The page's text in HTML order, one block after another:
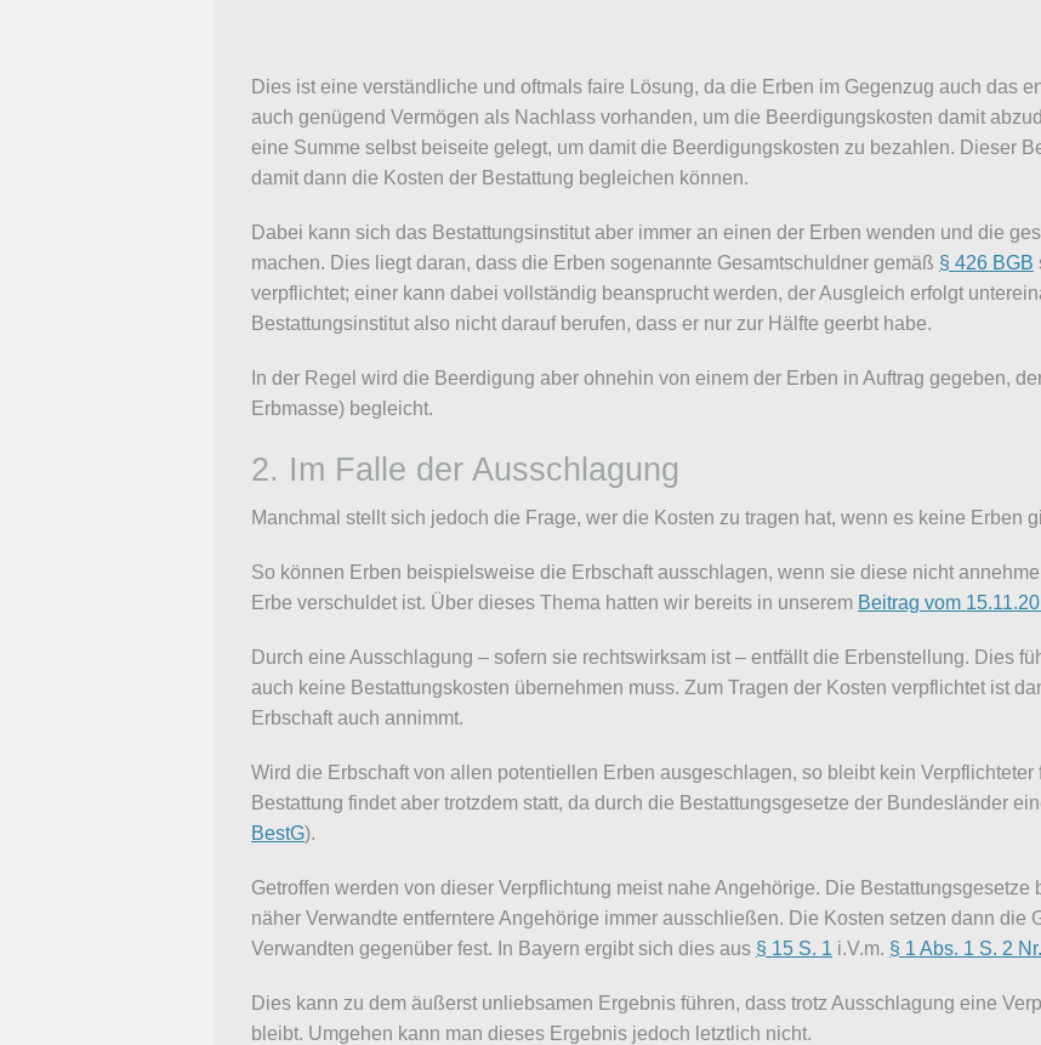
Dies ist eine verständliche und oftmals faire Lösung, da die Erben im Gegenzug auch das
auch genügend Vermögen als Nachlass vorhanden, um die Beerdigungskosten damit
eine Summe selbst beiseite gelegt, um damit die Beerdigungskosten zu bezahlen. Dieser
damit dann die Kosten der Bestattung begleichen können.
Dabei kann sich das Bestattungsinstitut aber immer an einen der Erben wenden und die
machen. Dies liegt daran, dass die Erben sogenannte Gesamtschuldner gemäß § 426 BGB
verpflichtet; einer kann dabei vollständig beansprucht werden, der Ausgleich erfolgt
Bestattungsinstitut also nicht darauf berufen, dass er nur zur Hälfte geerbt habe.
In der Regel wird die Beerdigung aber ohnehin von einem der Erben in Auftrag gegeben,
Erbmasse) begleicht.
2. Im Falle der Ausschlagung
Manchmal stellt sich jedoch die Frage, wer die Kosten zu tragen hat, wenn es keine Erben
So können Erben beispielsweise die Erbschaft ausschlagen, wenn sie diese nicht
Erbe verschuldet ist. Über dieses Thema hatten wir bereits in unserem Beitrag vom
Durch eine Ausschlagung – sofern sie rechtswirksam ist – entfällt die Erbenstellung. Dies
auch keine Bestattungskosten übernehmen muss. Zum Tragen der Kosten verpflichtet ist
Erbschaft auch annimmt.
Wird die Erbschaft von allen potentiellen Erben ausgeschlagen, so bleibt kein
Bestattung findet aber trotzdem statt, da durch die Bestattungsgesetze der Bundesländer
BestG).
Getroffen werden von dieser Verpflichtung meist nahe Angehörige. Die
näher Verwandte entferntere Angehörige immer ausschließen. Die Kosten setzen dann die
Verwandten gegenüber fest. In Bayern ergibt sich dies aus § 15 S. 1 i.V.m. § 1 Abs. 1 S. 2
Dies kann zu dem äußerst unliebsamen Ergebnis führen, dass trotz Ausschlagung eine
bleibt. Umgehen kann man dieses Ergebnis jedoch letztlich nicht.